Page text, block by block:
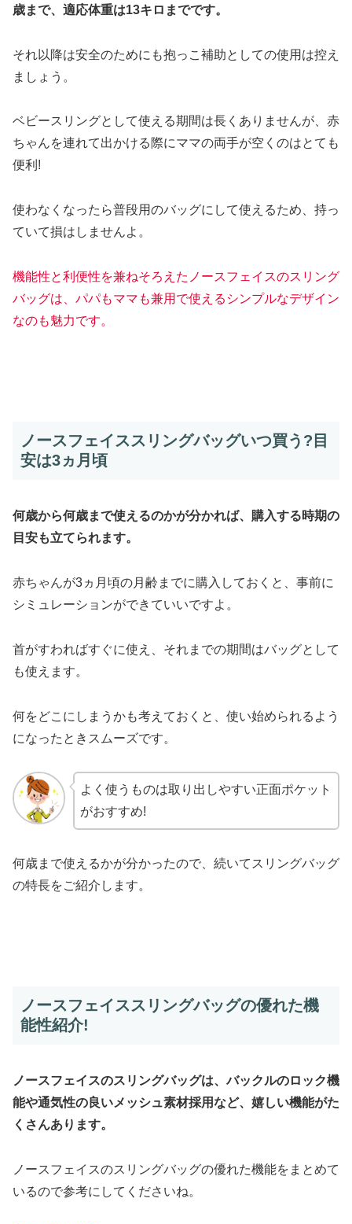
歳まで、適応体重は13キロまでです。
それ以降は安全のためにも抱っこ補助としての使用は控え
ましょう。
ベビースリングとして使える期間は長くありませんが、赤
ちゃんを連れて出かける際にママの両手が空くのはとても
便利!
使わなくなったら普段用のバッグにして使えるため、持っ
ていて損はしませんよ。
機能性と利便性を兼ねそろえたノースフェイスのスリング
バッグは、パパもママも兼用で使えるシンプルなデザイン
なのも魅力です。
ノースフェイススリングバッグいつ買う?目
安は3ヵ月頃
何歳から何歳まで使えるのかが分かれば、購入する時期の
目安も立てられます。
赤ちゃんが3ヵ月頃の月齢までに購入しておくと、事前に
シミュレーションができていいですよ。
首がすわればすぐに使え、それまでの期間はバッグとして
も使えます。
何をどこにしまうかも考えておくと、使い始められるよう
になったときスムーズです。
よく使うものは取り出しやすい正面ポケット
がおすすめ!
何歳まで使えるかが分かったので、続いてスリングバッグ
の特長をご紹介します。
ノースフェイススリングバッグの優れた機
能性紹介!
ノースフェイスのスリングバッグは、バックルのロック機
能や通気性の良いメッシュ素材採用など、嬉しい機能がた
くさんあります。
ノースフェイスのスリングバッグの優れた機能をまとめて
いるので参考にしてくださいね。